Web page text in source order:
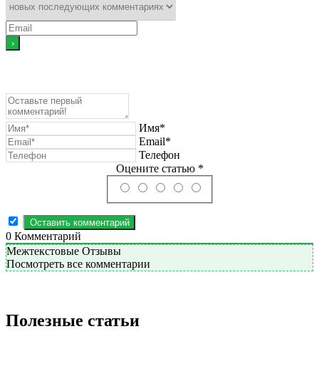
Имя*
Email*
Телефон
Оцените статью *
0 Комментарий
Межтекстовые Отзывы
Посмотреть все комментарии
Полезные статьи